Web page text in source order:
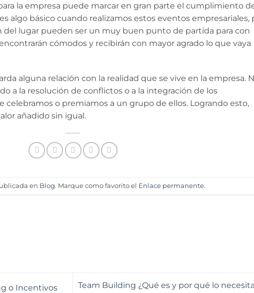
la empresa puede marcar en gran parte el cumplimiento
algo básico cuando realizamos estos eventos empresariales,
del lugar pueden ser un muy buen punto de partida para con
cómodos y recibirán con mayor agrado lo que vaya
alguna relación con la realidad que se vive en la empresa.
a la resolución de conflictos o a la integración de los
celebramos o premiamos a un grupo de ellos. Logrando esto,
añadido sin igual.
en Blog. Marque como favorito el Enlace permanente.
o Incentivos
Team Building ¿Qué es y por qué lo